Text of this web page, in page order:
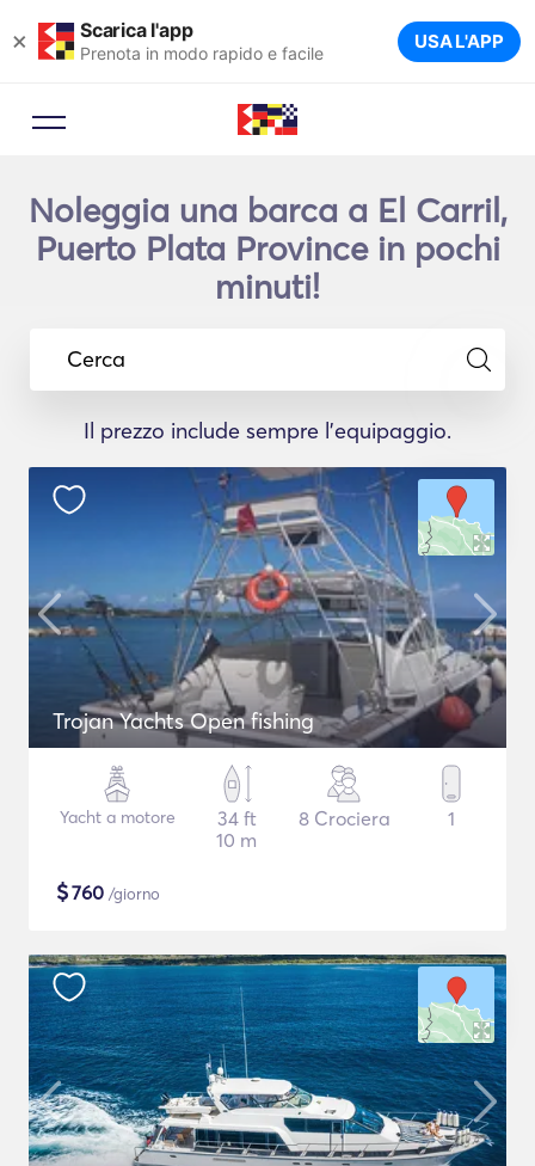
× Scarica l'app
Prenota in modo rapido e facile USA L'APP
Noleggia una barca a El Carril,
Puerto Plata Province in pochi
minuti!
Cerca
Il prezzo include sempre l'equipaggio.
Trojan Yachts Open fishing
Yacht a motore
34 ft
10 m
8 Crociera 1
$760 /giorno